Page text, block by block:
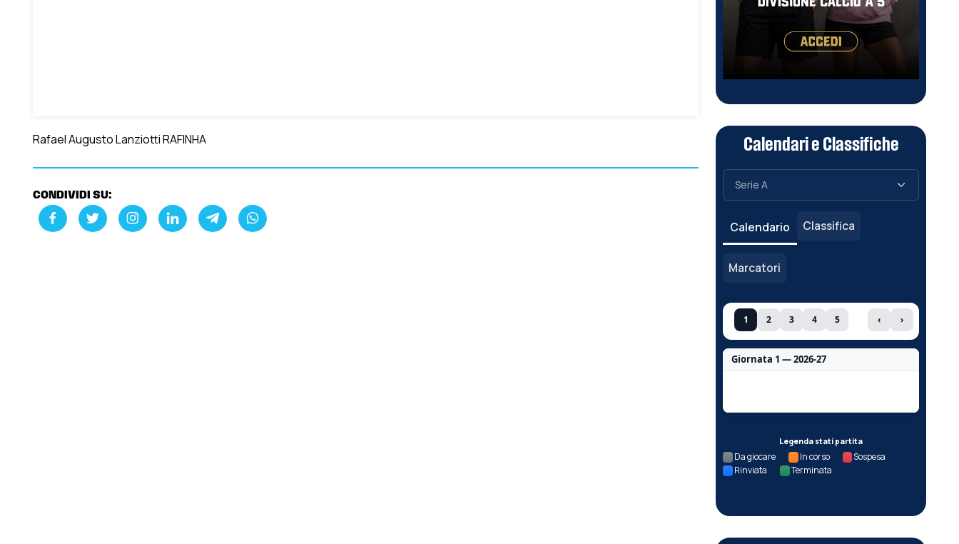
Rafael Augusto Lanziotti RAFINHA
CONDIVIDI SU:
Calendari e Classifiche
Calendario Classifica
Marcatori
1 2 3 4 5 ‹ ›
Giornata 1 — 2026-27
Legenda stati partita
Da giocare In corso
Sospesa
Rinviata
Terminata